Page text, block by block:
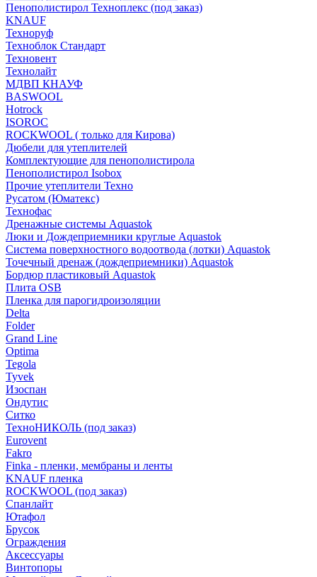
Пенополистирол Техноплекс (под заказ)
KNАUF
Технoруф
Техноблок Стандарт
Техновент
Технолайт
МДВП КНАУФ
BASWOOL
Hotrock
ISOROC
ROCKWOOL ( только для Кирова)
Дюбели для утеплителей
Комплектующие для пенополистирола
Пенополистирол Isobox
Прочие утеплители Техно
Русатом (Юматекс)
Технофас
Дренажные системы Aquastok
Люки и Дождеприемники круглые Aquastok
Система поверхностного водоотвода (лотки) Aquastok
Точечный дренаж (дождеприемники) Aquastok
Бордюр пластиковый Aquastok
Плита OSB
Пленка для парогидроизоляции
Delta
Folder
Grand Line
Optima
Tegola
Tyvek
Изоспан
Ондутис
Ситко
ТехноНИКОЛЬ (под заказ)
Eurovent
Fakro
Finka - пленки, мембраны и ленты
KNAUF пленка
ROCKWOOL (под заказ)
Спанлайт
Ютафол
Брусок
Ограждения
Аксессуары
Винтопоры